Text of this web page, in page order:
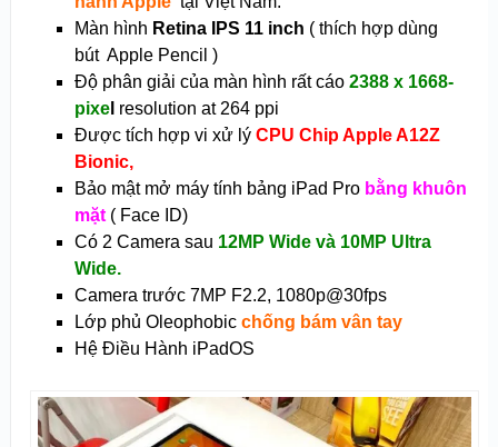
Màn hình Retina IPS 11 inch ( thích hợp dùng
bút Apple Pencil )
Độ phân giải của màn hình rất cáo 2388 x 1668-
pixel resolution at 264 ppi
Được tích hợp vi xử lý CPU Chip Apple A12Z
Bionic,
Bảo mật mở máy tính bảng iPad Pro bằng khuôn
mặt ( Face ID)
Có 2 Camera sau 12MP Wide và 10MP Ultra
Wide.
Camera trước 7MP F2.2, 1080p@30fps
Lớp phủ Oleophobic chống bám vân tay
Hệ Điều Hành iPadOS